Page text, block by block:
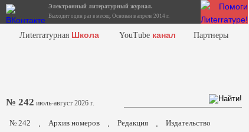
Электронный литературный журнал.
Выходит один раз в месяц. Основан в апреле 2014 г.
Лиterraтурная Школа YouTube канал Партнеры
№ 242 июль-август 2026 г.
№ 242 . Архив номеров . Редакция . Издательство